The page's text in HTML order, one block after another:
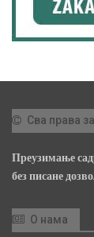
Сва права
Преузимање
без писане
О нама